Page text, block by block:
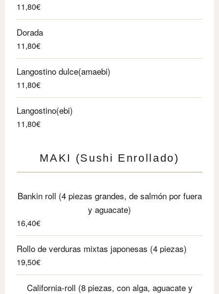
11,80€
Dorada
11,80€
Langostino dulce(amaebi)
11,80€
Langostino(ebi)
11,80€
MAKI (Sushi Enrollado)
Bankin roll (4 piezas grandes, de salmón por fuera
y aguacate)
16,40€
Rollo de verduras mixtas japonesas (4 piezas)
19,50€
California-roll (8 piezas, con alga, aguacate y